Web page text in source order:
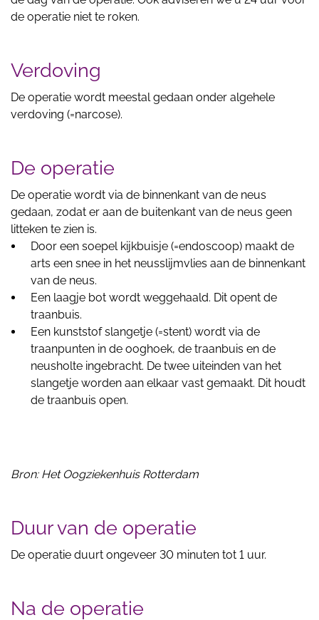
de operatie niet te roken.
Verdoving
De operatie wordt meestal gedaan onder algehele
verdoving (=narcose).
De operatie
De operatie wordt via de binnenkant van de neus
gedaan, zodat er aan de buitenkant van de neus geen
litteken te zien is.
Door een soepel kijkbuisje (=endoscoop) maakt de
arts een snee in het neusslijmvlies aan de binnenkant
van de neus.
Een laagje bot wordt weggehaald. Dit opent de
traanbuis.
Een kunststof slangetje (=stent) wordt via de
traanpunten in de ooghoek, de traanbuis en de
neusholte ingebracht. De twee uiteinden van het
slangetje worden aan elkaar vast gemaakt. Dit houdt
de traanbuis open.
Bron: Het Oogziekenhuis Rotterdam
Duur van de operatie
De operatie duurt ongeveer 30 minuten tot 1 uur.
Na de operatie